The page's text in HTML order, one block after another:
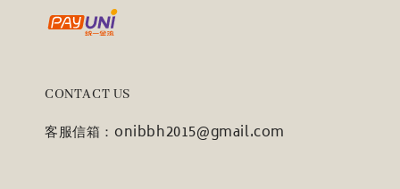
CONTACT US
客服信箱：onibbh2015@gmail.com